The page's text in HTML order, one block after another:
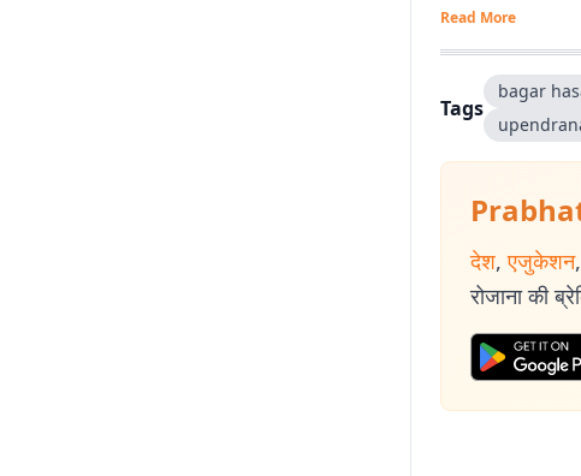
Read More
Tags
bagar
देश, एजुकेशन,
रोजाना की